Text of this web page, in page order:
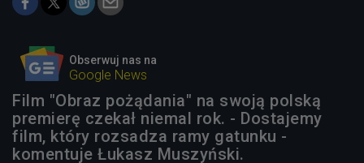
Obserwuj nas na
Google News
Film "Obraz pożądania" na swoją polską
premierę czekał niemal rok. - Dostajemy
film, który rozsadza ramy gatunku -
komentuje Łukasz Muszyński.